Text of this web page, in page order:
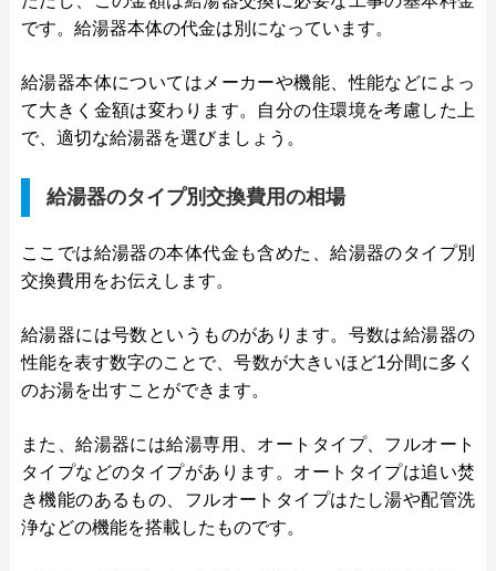
です。給湯器本体の代金は別になっています。
給湯器本体についてはメーカーや機能、性能などによっ
て大きく金額は変わります。自分の住環境を考慮した上
で、適切な給湯器を選びましょう。
給湯器のタイプ別交換費用の相場
ここでは給湯器の本体代金も含めた、給湯器のタイプ別
交換費用をお伝えします。
給湯器には号数というものがあります。号数は給湯器の
性能を表す数字のことで、号数が大きいほど1分間に多く
のお湯を出すことができます。
また、給湯器には給湯専用、オートタイプ、フルオート
タイプなどのタイプがあります。オートタイプは追い焚
き機能のあるもの、フルオートタイプはたし湯や配管洗
浄などの機能を搭載したものです。